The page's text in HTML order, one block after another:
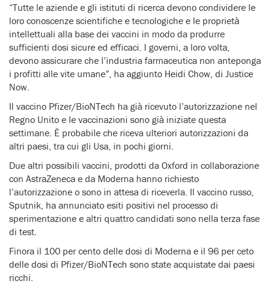
“Tutte le aziende e gli istituti di ricerca devono condividere le
loro conoscenze scientifiche e tecnologiche e le proprietà
intellettuali alla base dei vaccini in modo da produrre
sufficienti dosi sicure ed efficaci. I governi, a loro volta,
devono assicurare che l’industria farmaceutica non anteponga
i profitti alle vite umane”, ha aggiunto Heidi Chow, di Justice
Now.
Il vaccino Pfizer/BioNTech ha già ricevuto l’autorizzazione nel
Regno Unito e le vaccinazioni sono già iniziate questa
settimane. È probabile che riceva ulteriori autorizzazioni da
altri paesi, tra cui gli Usa, in pochi giorni.
Due altri possibili vaccini, prodotti da Oxford in collaborazione
con AstraZeneca e da Moderna hanno richiesto
l’autorizzazione o sono in attesa di riceverla. Il vaccino russo,
Sputnik, ha annunciato esiti positivi nel processo di
sperimentazione e altri quattro candidati sono nella terza fase
di test.
Finora il 100 per cento delle dosi di Moderna e il 96 per ceto
delle dosi di Pfizer/BioNTech sono state acquistate dai paesi
ricchi.